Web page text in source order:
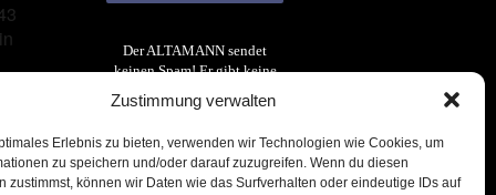
Zustimmung verwalten
Erlebnis zu bieten, verwenden wir Technologien wie Cookies, um
zu speichern und/oder darauf zuzugreifen. Wenn du diesen
zustimmst, können wir Daten wie das Surfverhalten oder eindeutige IDs auf
Der ALTAMANN sendet
keinen Spam! Er gibt keine
Daten an dritte weiter. Erfahre
mehr in unserer
Datenschutzerklärung.